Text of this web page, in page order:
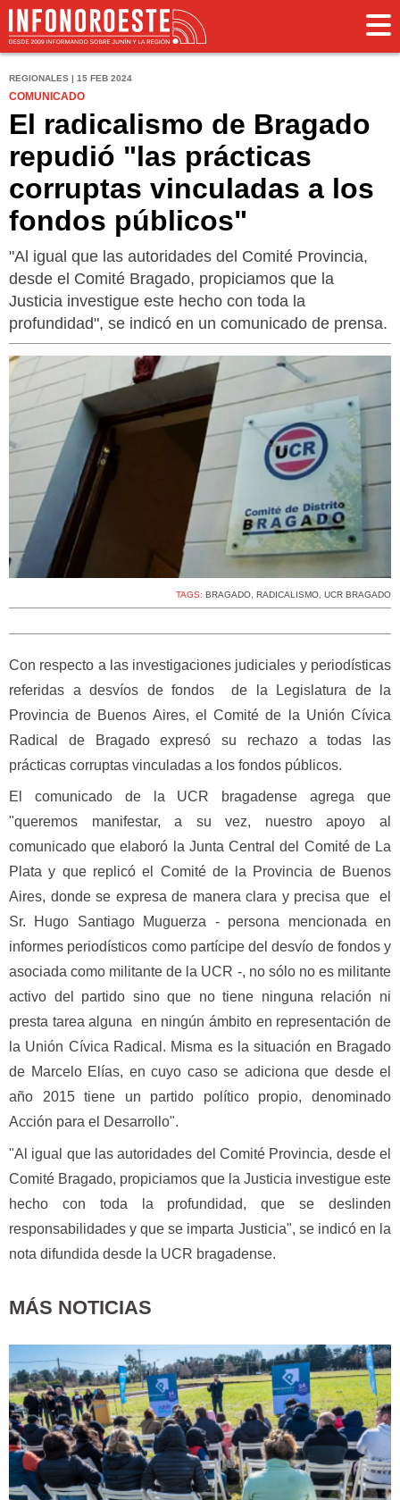
REGIONALES | 15 FEB 2024
COMUNICADO
El radicalismo de Bragado
repudió "las prácticas
corruptas vinculadas a los
fondos públicos"
"Al igual que las autoridades del Comité Provincia,
desde el Comité Bragado, propiciamos que la
Justicia investigue este hecho con toda la
profundidad", se indicó en un comunicado de prensa.
TAGS: BRAGADO, RADICALISMO, UCR BRAGADO
Con respecto a las investigaciones judiciales y periodísticas
referidas a desvíos de fondos de la Legislatura de la
Provincia de Buenos Aires, el Comité de la Unión Cívica
Radical de Bragado expresó su rechazo a todas las
prácticas corruptas vinculadas a los fondos públicos.
El comunicado de la UCR bragadense agrega que
"queremos manifestar, a su vez, nuestro apoyo al
comunicado que elaboró la Junta Central del Comité de La
Plata y que replicó el Comité de la Provincia de Buenos
Aires, donde se expresa de manera clara y precisa que el
Sr. Hugo Santiago Muguerza - persona mencionada en
informes periodísticos como partícipe del desvío de fondos y
asociada como militante de la UCR -, no sólo no es militante
activo del partido sino que no tiene ninguna relación ni
presta tarea alguna en ningún ámbito en representación de
la Unión Cívica Radical. Misma es la situación en Bragado
de Marcelo Elías, en cuyo caso se adiciona que desde el
año 2015 tiene un partido político propio, denominado
Acción para el Desarrollo".
"Al igual que las autoridades del Comité Provincia, desde el
Comité Bragado, propiciamos que la Justicia investigue este
hecho con toda la profundidad, que se deslinden
responsabilidades y que se imparta Justicia", se indicó en la
nota difundida desde la UCR bragadense.
MÁS NOTICIAS